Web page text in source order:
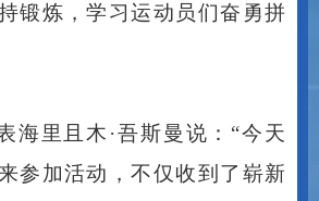
锻炼，学习运动员们奋勇拼
海里且木 ·吾斯曼说：“今天
参加活动，不仅收到了崭新